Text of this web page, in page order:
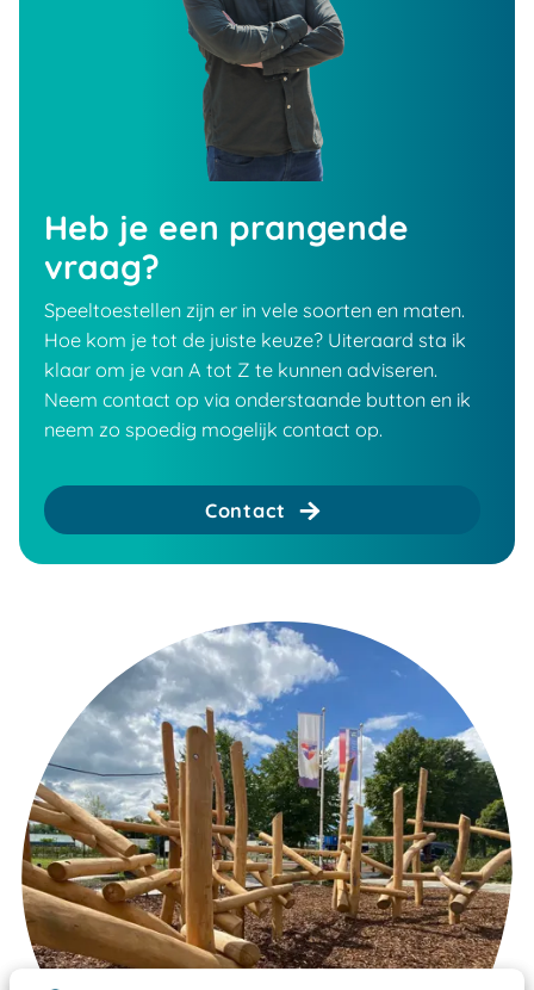
Heb je een prangende
vraag?
Speeltoestellen zijn er in vele soorten en maten.
Hoe kom je tot de juiste keuze? Uiteraard sta ik
klaar om je van A tot Z te kunnen adviseren.
Neem contact op via onderstaande button en ik
neem zo spoedig mogelijk contact op.
Contact